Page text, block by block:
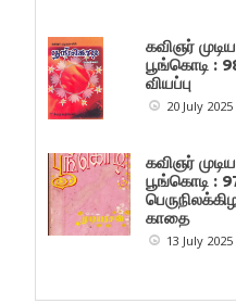
கவிஞர்
பூங்கொடி :
வியப்பு
20 July 2025
கவிஞர்
பூங்கொடி :
காதை
13 July 2025